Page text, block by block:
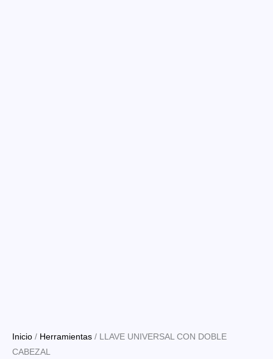
Inicio / Herramientas / LLAVE UNIVERSAL CON DOBLE
CABEZAL